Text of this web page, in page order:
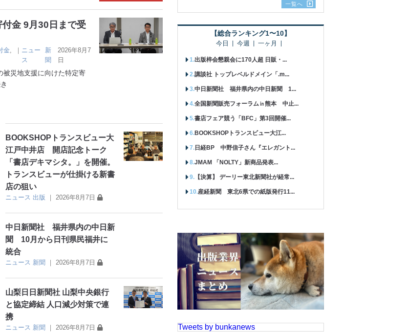
付金 9月30日まで受
金,
｜ ニュー
ス
新
聞
2026年8月7
日
災地支援に向けた特定寄
BOOKSHOPトランスビュー大
江戸中井店 開店記念トーク
「書店デキマシタ。」を開催。
トランスビューが仕掛ける新書
店の狙い
ニュース 出版 ｜2026年8月7日
中日新聞社 福井県内の中日新
聞 10月から日刊県民福井に
統合
ニュース 新聞 ｜2026年8月7日
山梨日日新聞社 山梨中央銀行
と協定締結 人口減少対策で連
携
ニュース 新聞 ｜2026年8月7日
一覧へ
【総合ランキング1〜10】
今日 今週 一ヶ月
出版梓会懇親会に170人超 日販・...
講談社 トップレベルドメイン「.m...
中日新聞社 福井県内の中日新聞 1...
全国新聞販売フォーラム㏌熊本 中止...
書店フェア競う「BFC」第3回開催...
BOOKSHOPトランスビュー大江...
日経BP 中野信子さん『エレガント...
JMAM 「NOLTY」新商品発表...
【決算】 デーリー東北新聞社が経常...
産経新聞 東北6県での紙版発行11...
Tweets by bunkanews